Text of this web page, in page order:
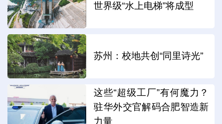
世界级“水上电梯”将成型
苏州：校地共创“同里诗光”
这些“超级工厂”有何魔力？
驻华外交官解码合肥智造新
力量